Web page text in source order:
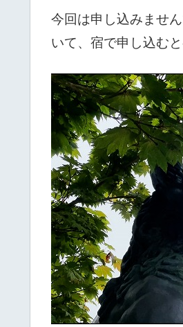
今回は申し込みませ
いて、宿で申し込む